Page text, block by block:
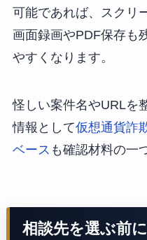
可能であれば、スクリ
画面録画やPDF保存も
やすくなります。
怪しい案件名やURLを
情報として仮想通貨詐
ベース も確認材料の一
相談先を選ぶ前